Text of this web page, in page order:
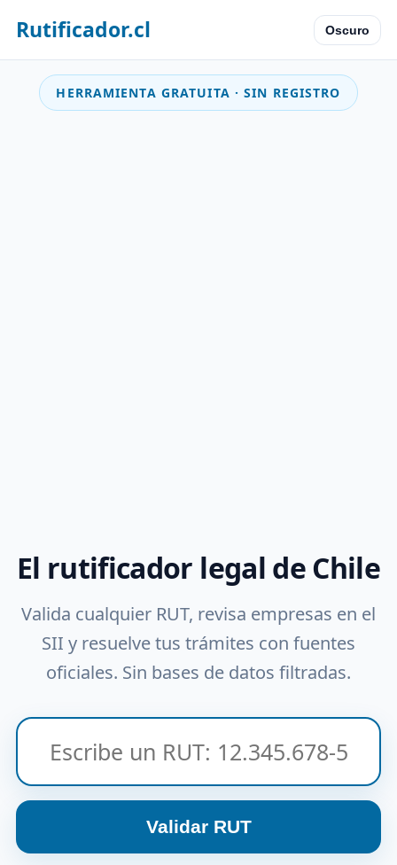
Rutificador.cl Oscuro
HERRAMIENTA GRATUITA · SIN REGISTRO
El rutificador legal de Chile
Valida cualquier RUT, revisa empresas en el
SII y resuelve tus trámites con fuentes
oficiales. Sin bases de datos filtradas.
Validar RUT